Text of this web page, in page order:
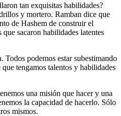
tan exquisitas habilidades?
y mortero. Ramban dice que
de Hashem de construir el
sacaron habilidades latentes
Todos podemos estar subestimando
tengamos talentos y habilidades
una misión que hacer y una
la capacidad de hacerlo. Sólo
mismos.